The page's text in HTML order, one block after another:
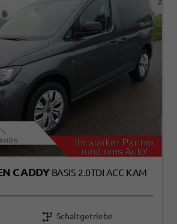
CADDY BASIS 2.0TDI ACC KAM
Schaltgetriebe